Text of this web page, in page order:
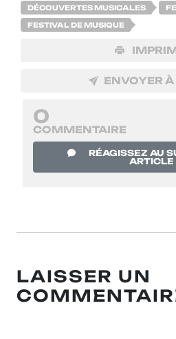
DÉCOUVERTES MUSICALES
FESTIVAL DE MUSIQUE
ENVOYER
0
COMMENTAIRE
RÉAGISSEZ AU
ARTICLE
LAISSER UN